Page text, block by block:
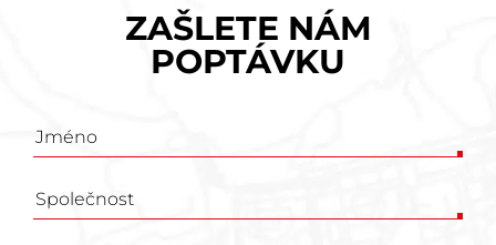
ZAŠLETE NÁM
POPTÁVKU
Poptávkový